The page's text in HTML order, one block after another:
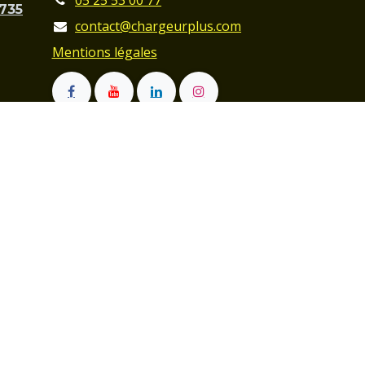
contact@chargeurplus.com
Mentions légales